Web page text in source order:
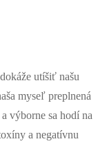
utíšiť našu
myseľ preplnená
výborne sa hodí na
a negatívnu